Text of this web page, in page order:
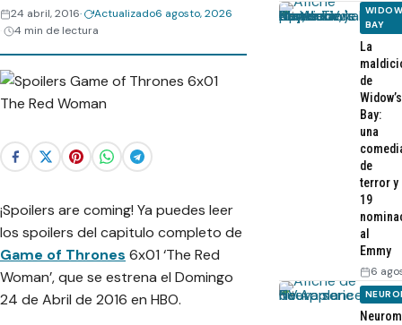
Webisodios
24 abril, 2016 Actualizado6 agosto, 2026
4 min de lectura
¡Spoilers are coming! Ya puedes leer
los spoilers del capitulo completo de
Game of Thrones 6x01 ‘The Red
Woman’, que se estrena el Domingo
24 de Abril de 2016 en HBO.
BAY
La
de
Widow’s
Bay:
una
de
terror y
19
al
Emmy
6